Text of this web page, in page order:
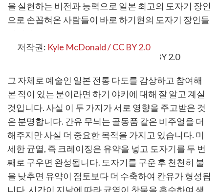
을 실현하는 비전과 능력으로 일본 최고의 도자기 장인
으로 손꼽혀온 사람들이 바로 하기현의 도자기 장인들
입니다.
저작권: Kyle McDonald / CC BY 2.0
그 자체로 예술인 일본 전통 다도를 감상하고 참여해
본 적이 있는 분이라면 하기 야키에 대해 잘 알고 계실
것입니다. 사실 이 두 가지가 서로 영향을 주고받은 것
은 분명합니다. 간유 무늬는 골동품 같은 비주얼을 더
해주지만 사실 더 중요한 목적을 가지고 있습니다. 미
세한 균열, 즉 크레이징은 유약을 넣고 도자기를 두 번
째로 구우면 완성됩니다. 도자기를 구운 후 천천히 불
을 낮추면 유약이 점토보다 더 수축하여 칸유가 형성됩
니다. 시간이 지남에 따라 균열이 찻물을 흡수하여 색